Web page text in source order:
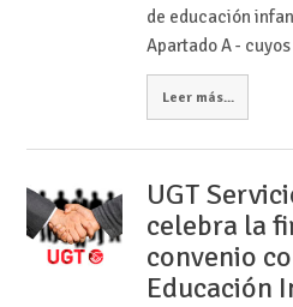
de educación
Apartado A -
Leer más...
UGT
celebra la
convenio
Educación